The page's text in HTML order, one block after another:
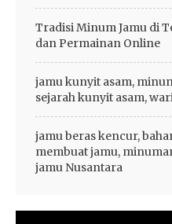
Tradisi Minum Jamu di
dan Permainan Online
jamu kunyit asam,
sejarah kunyit asam,
jamu beras kencur,
membuat jamu,
jamu Nusantara